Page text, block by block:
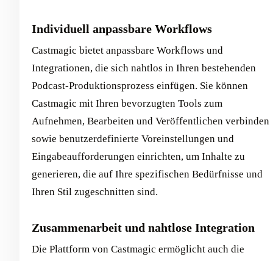
Individuell anpassbare Workflows
Castmagic bietet anpassbare Workflows und
Integrationen, die sich nahtlos in Ihren bestehenden
Podcast-Produktionsprozess einfügen. Sie können
Castmagic mit Ihren bevorzugten Tools zum
Aufnehmen, Bearbeiten und Veröffentlichen verbinden
sowie benutzerdefinierte Voreinstellungen und
Eingabeaufforderungen einrichten, um Inhalte zu
generieren, die auf Ihre spezifischen Bedürfnisse und
Ihren Stil zugeschnitten sind.
Zusammenarbeit und nahtlose Integration
Die Plattform von Castmagic ermöglicht auch die